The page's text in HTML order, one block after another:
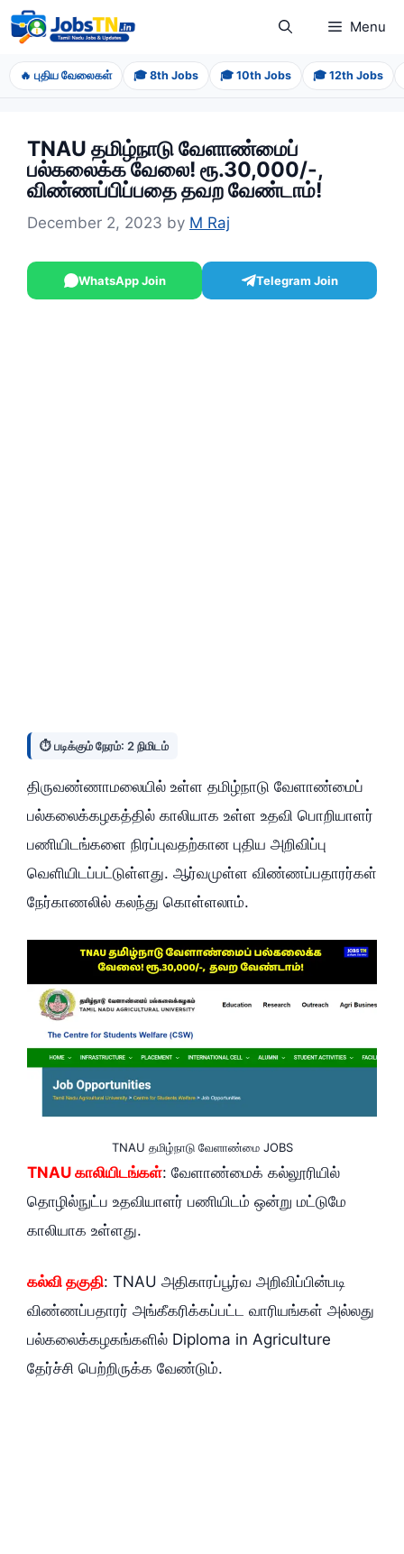
Skip
to
content
Menu
🔥 புதிய வேலைகள் 🎓 8th Jobs 🎓 10th Jobs 🎓 12th Jobs
TNAU தமிழ்நாடு வேளாண்மைப்
பல்கலைக்க வேலை! ரூ.30,000/-,
விண்ணப்பிப்பதை தவற வேண்டாம்!
December 2, 2023 by M Raj
WhatsApp Join Telegram Join
⏱️ படிக்கும் நேரம்: 2 நிமிடம்
திருவண்ணாமலையில் உள்ள தமிழ்நாடு வேளாண்மைப்
பல்கலைக்கழகத்தில் காலியாக உள்ள உதவி பொறியாளர்
பணியிடங்களை நிரப்புவதற்கான புதிய அறிவிப்பு
வெளியிடப்பட்டுள்ளது. ஆர்வமுள்ள விண்ணப்பதாரர்கள்
நேர்காணலில் கலந்து கொள்ளலாம்.
TNAU தமிழ்நாடு வேளாண்மை JOBS
TNAU காலியிடங்கள்: வேளாண்மைக் கல்லூரியில்
தொழில்நுட்ப உதவியாளர் பணியிடம் ஒன்று மட்டுமே
காலியாக உள்ளது.
கல்வி தகுதி: TNAU அதிகாரப்பூர்வ அறிவிப்பின்படி
விண்ணப்பதாரர் அங்கீகரிக்கப்பட்ட வாரியங்கள் அல்லது
பல்கலைக்கழகங்களில் Diploma in Agriculture
தேர்ச்சி பெற்றிருக்க வேண்டும்.